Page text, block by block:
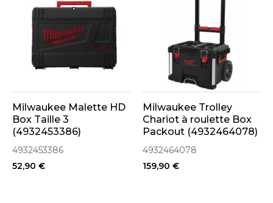
Milwaukee Malette HD
Box Taille 3
(4932453386)
4932453386
52,90 €
Milwaukee Trolley
Chariot à roulette Box
Packout (4932464078)
4932464078
159,90 €